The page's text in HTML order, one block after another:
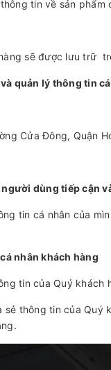
tin về sản phẩm
sẽ được lưu trữ
quản lý thông tin
Cửa Đông, Quận
dùng tiếp cận
tin cá nhân của
nhân khách hàng
tin của Quý
sẻ thông tin của